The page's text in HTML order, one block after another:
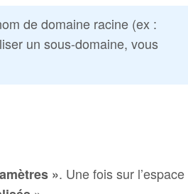
de domaine racine (ex :
un sous-domaine, vous
». Une fois sur l’espace